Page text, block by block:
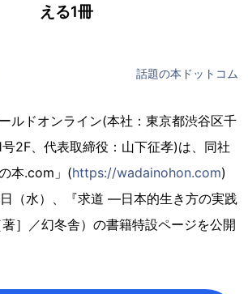
える1冊
話題の本ドットコム
ルドオンライン(本社：東京都渋谷区千
2F、代表取締役：山下征孝)は、同社
本.com」(https://wadainohon.com)
（水）、『求道 —日本的生き方の実践
］／幻冬舎）の書籍特設ページを公開